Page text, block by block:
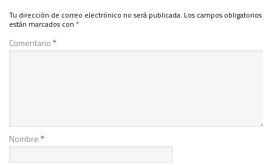
Tu dirección de correo electrónico no será publicada. Los campos obligatorios
están marcados con *
Comentario*
Nombre*